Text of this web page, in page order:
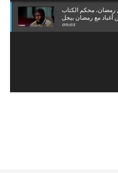
رمضان، محكم الكتاب
09:03